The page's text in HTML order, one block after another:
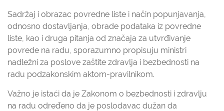
Sadržaj i obrazac povredne liste i način popunjavanja,
odnosno dostavljanja, obrade podataka iz povredne
liste, kao i druga pitanja od značaja za utvrđivanje
povrede na radu, sporazumno propisuju ministri
nadležni za poslove zaštite zdravlja i bezbednosti na
radu podzakonskim aktom-pravilnikom.
Važno je istaći da je Zakonom o bezbednosti i zdravlju
na radu određeno da je poslodavac dužan da